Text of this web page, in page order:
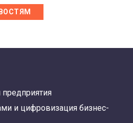
и цифровизация бизнес-